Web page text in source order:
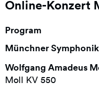
Online-Konzert
Program
Münchner
Wolfgang Amadeus
Moll KV 550